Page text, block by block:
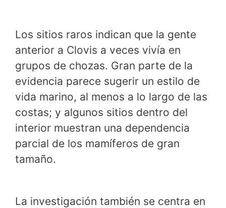
Los sitios raros indican que la gente
anterior a Clovis a veces vivía en
grupos de chozas. Gran parte de la
evidencia parece sugerir un estilo de
vida marino, al menos a lo largo de las
costas; y algunos sitios dentro del
interior muestran una dependencia
parcial de los mamíferos de gran
tamaño.
La investigación también se centra en